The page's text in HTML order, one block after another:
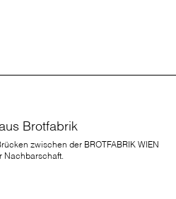
Brotfabrik
zwischen der BROTFABRIK WIEN
Nachbarschaft.